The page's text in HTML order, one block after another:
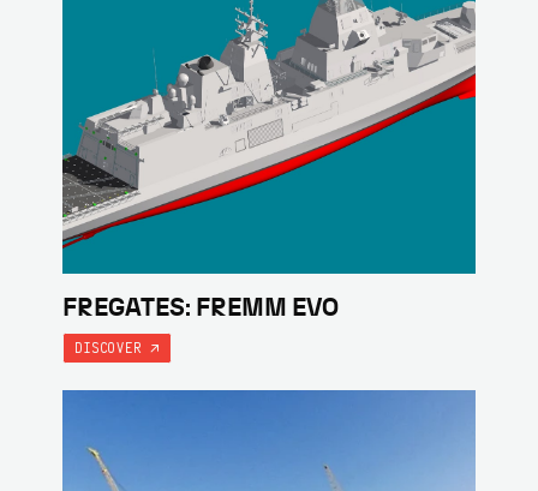
FREGATES: FREMM EVO
DISCOVER